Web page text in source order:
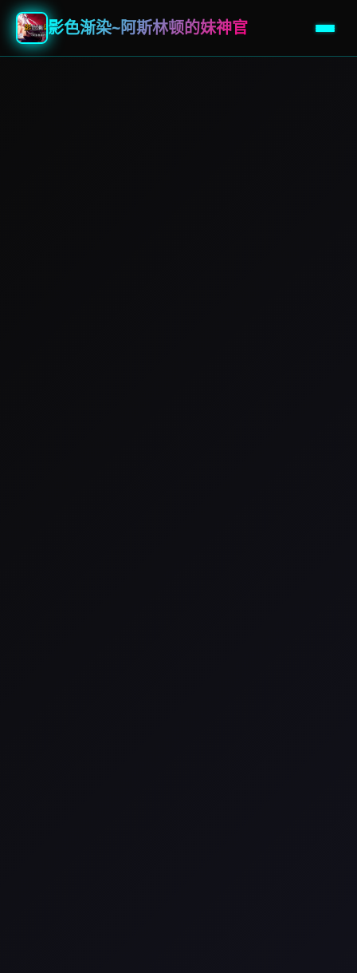
影色渐染~阿斯林顿的妹神官